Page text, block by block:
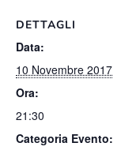
DETTAGLI
Data:
10 Novembre 2017
Ora:
21:30
Categoria Evento: